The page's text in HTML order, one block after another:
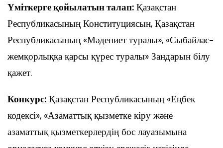
Үміткерге қойылатын талап: Қазақстан
Республикасының Конституциясын, Қазақстан
Республикасының «Мәдениет туралы», «Сыбайлас-
жемқорлыққа қарсы қүрес туралы» Зандарын білу
қажет.
Конкурс: Қазақстан Республикасының «Еңбек
кодексі», «Азаматтық қызметке кіру және
азаматтық қызметкерлердің бос лауазымына